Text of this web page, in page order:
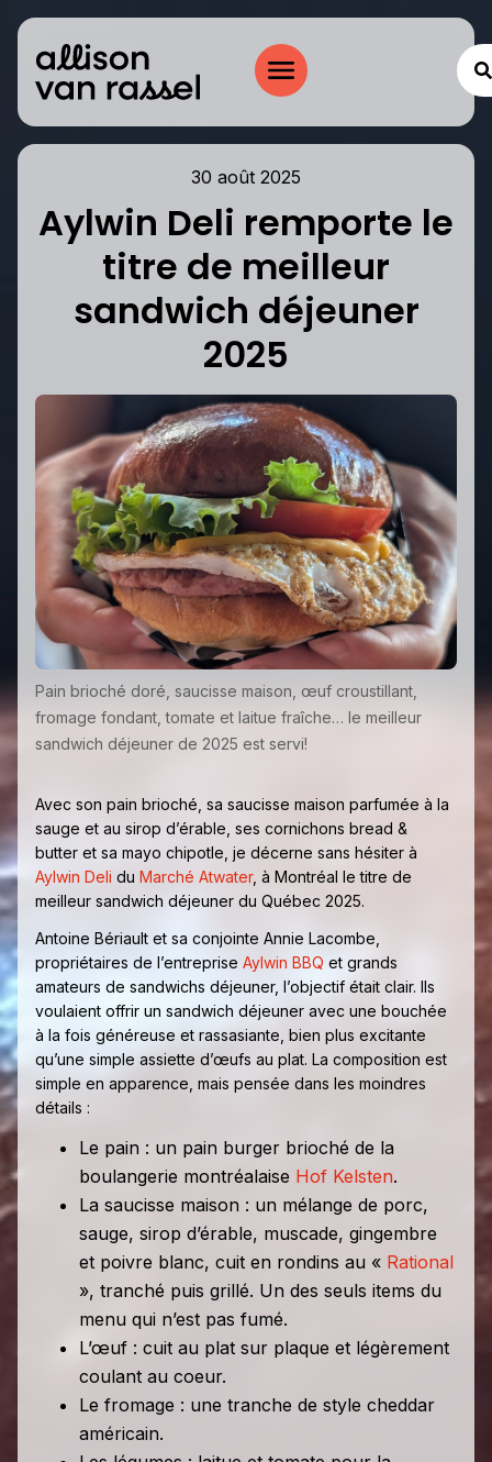
30 août 2025
Aylwin Deli remporte le
titre de meilleur
sandwich déjeuner
2025
Pain brioché doré, saucisse maison, œuf croustillant,
fromage fondant, tomate et laitue fraîche… le meilleur
sandwich déjeuner de 2025 est servi!
Avec son pain brioché, sa saucisse maison parfumée à la
sauge et au sirop d’érable, ses cornichons bread &
butter et sa mayo chipotle, je décerne sans hésiter à
Aylwin Deli du Marché Atwater, à Montréal le titre de
meilleur sandwich déjeuner du Québec 2025.
Antoine Bériault et sa conjointe Annie Lacombe,
propriétaires de l’entreprise Aylwin BBQ et grands
amateurs de sandwichs déjeuner, l’objectif était clair. Ils
voulaient offrir un sandwich déjeuner avec une bouchée
à la fois généreuse et rassasiante, bien plus excitante
qu’une simple assiette d’œufs au plat. La composition est
simple en apparence, mais pensée dans les moindres
détails :
Le pain : un pain burger brioché de la
boulangerie montréalaise Hof Kelsten.
La saucisse maison : un mélange de porc,
sauge, sirop d’érable, muscade, gingembre
et poivre blanc, cuit en rondins au « Rational
», tranché puis grillé. Un des seuls items du
menu qui n’est pas fumé.
L’œuf : cuit au plat sur plaque et légèrement
coulant au coeur.
Le fromage : une tranche de style cheddar
américain.